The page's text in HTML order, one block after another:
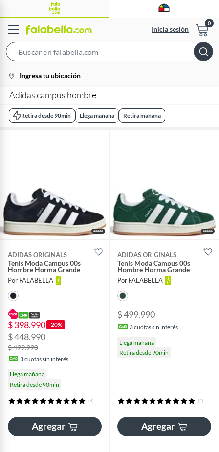
Inicia sesión
Bar
location-
icon
Ingresa tu ubicación
Adidas campus hombre
Retira desde 90min Llega mañana Retira mañana
ADIDAS ORIGINALS
Tenis Moda Campus 00s
Hombre Horma Grande
Por FALABELLA
$ 398.990 -20%
$ 448.990
$ 499.990
3cuotas sin interés
Llega mañana
Retira desde 90min
(4)
Agregar
ADIDAS ORIGINALS
Tenis Moda Campus 00s
Hombre Horma Grande
Por FALABELLA
$ 499.990
3cuotas sin interés
Llega mañana
Retira desde 90min
(4)
Agregar